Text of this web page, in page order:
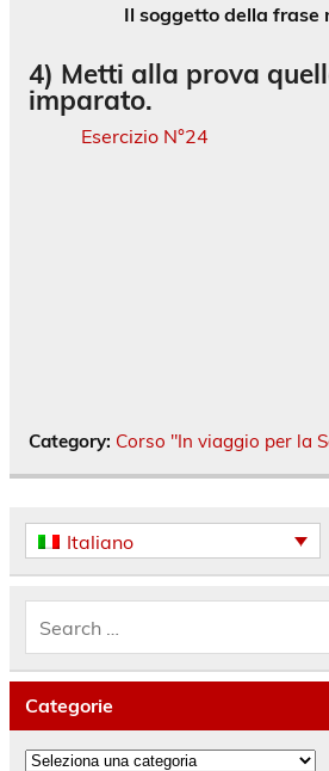
Il soggetto della frase
4) Metti alla prova
imparato.
Esercizio N°24
Category: Corso "In viaggio per la
Italiano
Categorie
Categorie